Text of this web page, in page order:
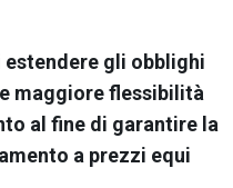
estendere gli obblighi
maggiore flessibilità
al fine di garantire la
a prezzi equi